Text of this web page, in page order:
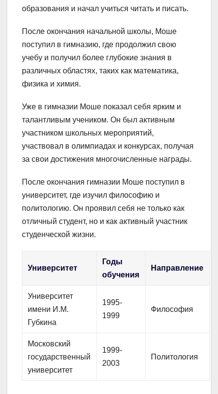
образования и начал учиться читать и писать.
После окончания начальной школы, Моше
поступил в гимназию, где продолжил свою
учебу и получил более глубокие знания в
различных областях, таких как математика,
физика и химия.
Уже в гимназии Моше показал себя ярким и
талантливым учеником. Он был активным
участником школьных мероприятий,
участвовал в олимпиадах и конкурсах, получая
за свои достижения многочисленные награды.
После окончания гимназии Моше поступил в
университет, где изучил философию и
политологию. Он проявил себя не только как
отличный студент, но и как активный участник
студенческой жизни.
Университет
Годы
обучения
Направление
Университет
имени И.М.
Губкина
1995-
1999
Философия
Московский
государственный
университет
1999-
2003
Политология